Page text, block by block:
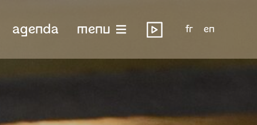
agenda menu fr en